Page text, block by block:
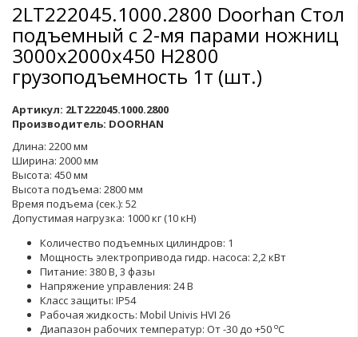
2LT222045.1000.2800 Doorhan Стол
подъемный с 2-мя парами ножниц
3000х2000х450 H2800
грузоподъемность 1т (шт.)
Артикул: 2LT222045.1000.2800
Производитель: DOORHAN
Длина: 2200 мм
Ширина: 2000 мм
Высота: 450 мм
Высота подъема: 2800 мм
Время подъема (сек.): 52
Допустимая нагрузка: 1000 кг (10 кН)
Количество подъемных цилиндров: 1
Мощность электропривода гидр. насоса: 2,2 кВт
Питание: 380 В, 3 фазы
Напряжение управления: 24 В
Класс защиты: IP54
Рабочая жидкость: Mobil Univis HVI 26
Диапазон рабочих температур: От -30 до +50 oС